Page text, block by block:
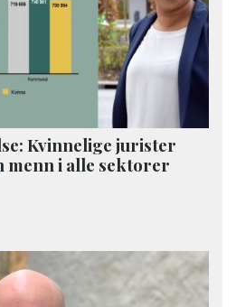
Kvinnelige jurister
menn i alle sektorer